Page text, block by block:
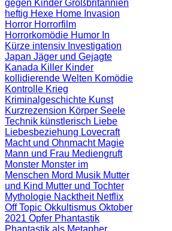
gegen Kinder Großbritannien
heftig Hexe Home Invasion
Horror Horrorfilm
Horrorkomödie Humor In
Kürze intensiv Investigation
Japan Jäger und Gejagte
Kanada Killer Kinder
kollidierende Welten Komödie
Kontrolle Krieg
Kriminalgeschichte Kunst
Kurzrezension Körper Seele
Technik künstlerisch Liebe
Liebesbeziehung Lovecraft
Macht und Ohnmacht Magie
Mann und Frau Mediengruft
Monster Monster im
Menschen Mord Musik Mutter
und Kind Mutter und Tochter
Mythologie Nacktheit Netflix
Off Topic Okkultismus Oktober
2021 Opfer Phantastik